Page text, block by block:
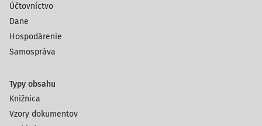
Účtovníctvo
Dane
Hospodárenie
Samospráva
Typy obsahu
Knižnica
Vzory dokumentov